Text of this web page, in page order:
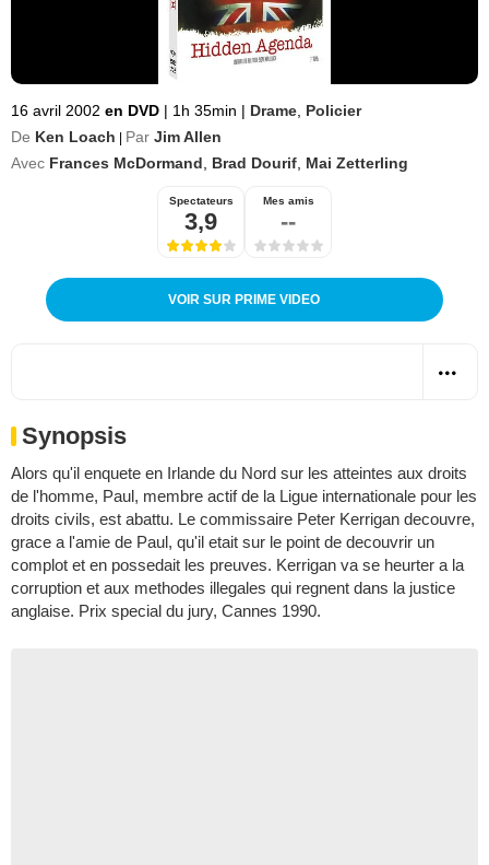
16 avril 2002 en DVD | 1h 35min | Drame Policier
De Ken Loach Par Jim Allen
Avec Frances McDormand Brad Dourif Mai Zetterling
Spectateurs
3,9
Mes amis
--
VOIR SUR PRIME VIDEO
Synopsis
Alors qu'il enquete en Irlande du Nord sur les atteintes aux droits
de l'homme, Paul, membre actif de la Ligue internationale pour les
droits civils, est abattu. Le commissaire Peter Kerrigan decouvre,
grace a l'amie de Paul, qu'il etait sur le point de decouvrir un
complot et en possedait les preuves. Kerrigan va se heurter a la
corruption et aux methodes illegales qui regnent dans la justice
anglaise. Prix special du jury, Cannes 1990.